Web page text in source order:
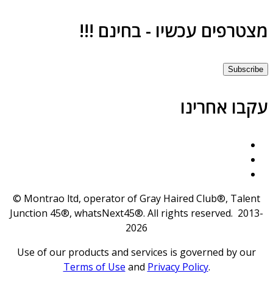
עכשיו - בחינם !!!
אחרינו
© Montrao ltd, operator of Gray Haired Club®, Talent
Junction 45®, whatsNext45®. All rights reserved.
2026
Use of our products and services is governed by our
Terms of UseandPrivacy Policy